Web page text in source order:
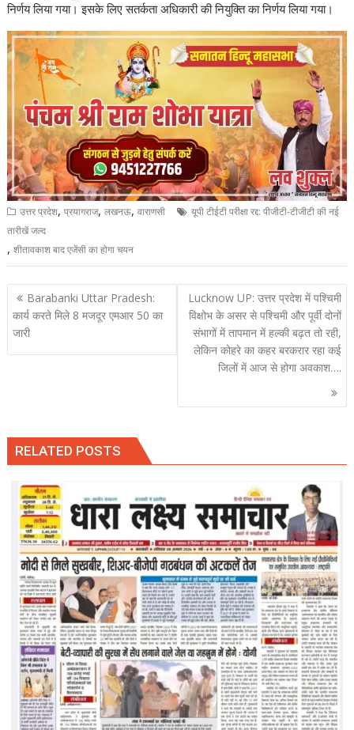
निर्णय लिया गया। इसके लिए सतर्कता अधिकारी की नियुक्ति का निर्णय लिया गया।
उत्तर प्रदेश,प्रयागराज,लखनऊ,वाराणसी
यूपी टीईटी परीक्षा रद्द: पीजीटी-टीजीटी की नई
तारीखें जल्द
,शीतावकाश बाद एजेंसी का होगा चयन
Post
navigation
Barabanki Uttar Pradesh:
कार्य करते मिले 8 मजदूर एमआर 50 का
जारी
Lucknow UP: उत्तर प्रदेश में पश्चिमी
विक्षोभ के असर से पश्चिमी और पूर्वी दोनों
संभागों में तापमान में हल्की बढ़त तो रही,
लेकिन कोहरे का कहर बरकरार रहा कई
जिलों में आज से होगा अवकाश….
RELATED POSTS